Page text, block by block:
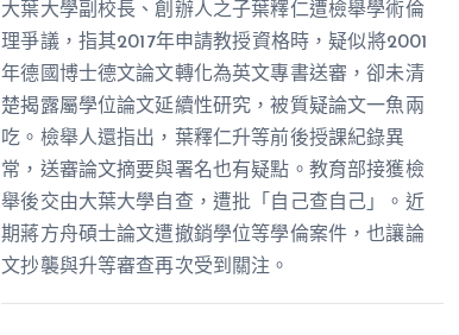
大葉大學副校長、創辦人之子葉釋仁遭檢舉學術倫
理爭議，指其2017年申請教授資格時，疑似將2001
年德國博士德文論文轉化為英文專書送審，卻未清
楚揭露屬學位論文延續性研究，被質疑論文一魚兩
吃。檢舉人還指出，葉釋仁升等前後授課紀錄異
常，送審論文摘要與署名也有疑點。教育部接獲檢
舉後交由大葉大學自查，遭批「自己查自己」。近
期蔣方舟碩士論文遭撤銷學位等學倫案件，也讓論
文抄襲與升等審查再次受到關注。